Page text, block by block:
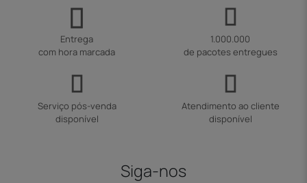
Entrega
com hora marcada
1.000.000
de pacotes entregues
Serviço pós-venda
disponível
Atendimento ao cliente
disponível
Siga-nos